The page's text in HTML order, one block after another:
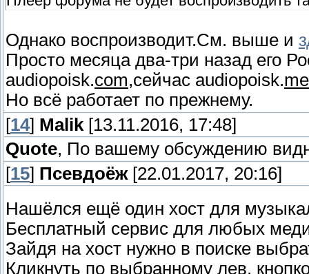
Однако воспроизводит.См. выше и
Просто месяца два-три назад его
audiopoisk.com,сейчас audiopoisk.me
Но всё работает по прежнему.
[14] Malik [13.11.2016, 17:48]
Quote, По вашему обсуждению
[15] Псевдоёж[22.01.2017, 20:16]
Нашёлся ещё один хост для
Бесплатный сервис для любых
Зайдя на хост нужно в поиске
Кликнуть по выбранному лев.